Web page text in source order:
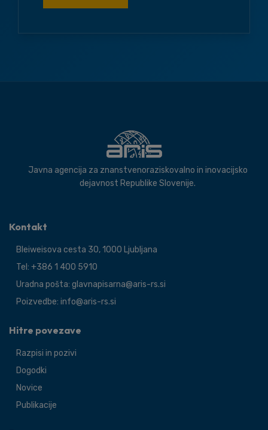
Javna agencija za znanstvenoraziskovalno in inovacijsko
dejavnost Republike Slovenije.
Kontakt
Bleiweisova cesta 30, 1000 Ljubljana
Tel: +386 1 400 5910
Uradna pošta: glavnapisarna@aris-rs.si
Poizvedbe: info@aris-rs.si
Hitre povezave
Razpisi in pozivi
Dogodki
Novice
Publikacije